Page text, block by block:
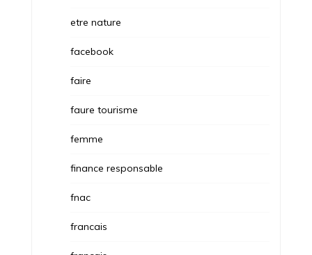
etre nature
facebook
faire
faure tourisme
femme
finance responsable
fnac
francais